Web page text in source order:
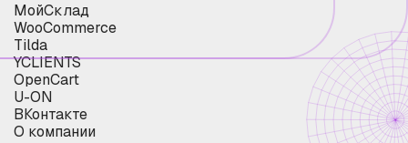
МойСклад
WooCommerce
Tilda
YCLIENTS
OpenCart
U-ON
ВКонтакте
О компании